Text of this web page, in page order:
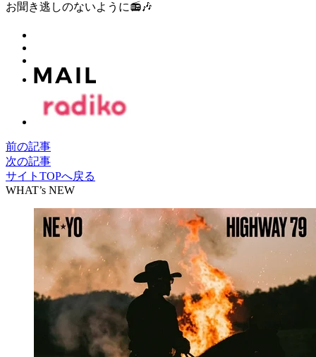
お聞き逃しのないように📻🎶
前の記事
次の記事
サイトTOPへ戻る
WHAT’s NEW